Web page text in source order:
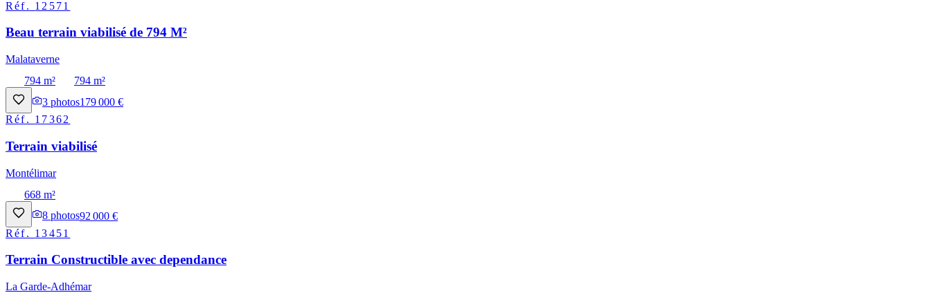
Réf. 12571
Beau terrain viabilisé de 794 M²
Malataverne
794 m²
794 m²
3 photos179 000 €
Réf. 17362
Terrain viabilisé
Montélimar
668 m²
8 photos92 000 €
Réf. 13451
Terrain Constructible avec dependance
La Garde-Adhémar